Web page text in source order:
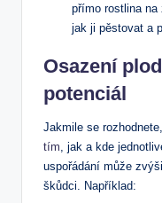
přímo rostlina na
jak ji pěstovat a
Osazení
potenciál
Jakmile se
tím , jak a kde
uspořádání může
škůdci. Například: